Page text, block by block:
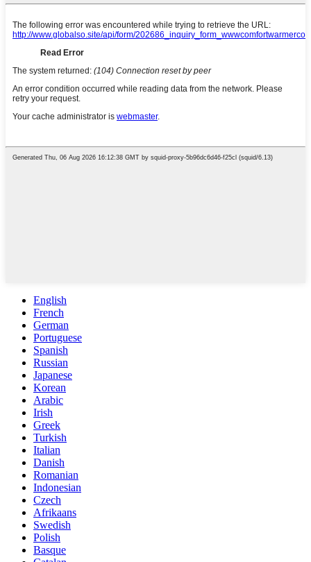
English
French
German
Portuguese
Spanish
Russian
Japanese
Korean
Arabic
Irish
Greek
Turkish
Italian
Danish
Romanian
Indonesian
Czech
Afrikaans
Swedish
Polish
Basque